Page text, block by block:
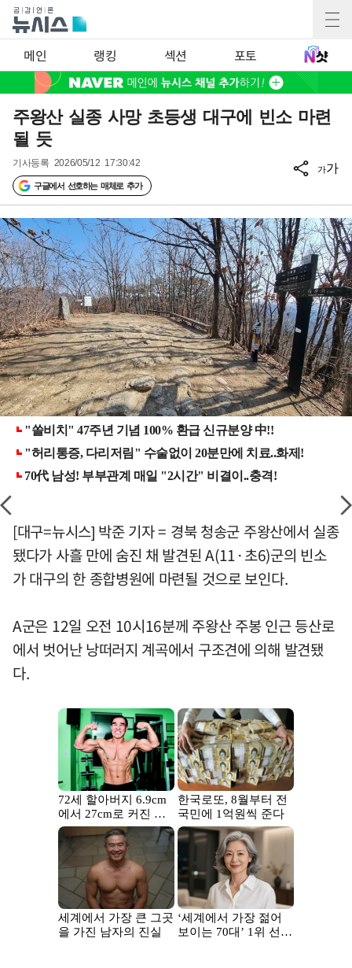
메인 랭킹 섹션 포토
주왕산 실종 사망 초등생 대구에 빈소 마련
될 듯
기사등록 2026/05/12 17:30:42
구글에서 선호하는 매체로 추가
가가
[대구=뉴시스] 박준 기자 = 경북 청송군 주왕산에서 실종
됐다가 사흘 만에 숨진 채 발견된 A(11·초6)군의 빈소
가 대구의 한 종합병원에 마련될 것으로 보인다.
A군은 12일 오전 10시16분께 주왕산 주봉 인근 등산로
에서 벗어난 낭떠러지 계곡에서 구조견에 의해 발견됐
다.